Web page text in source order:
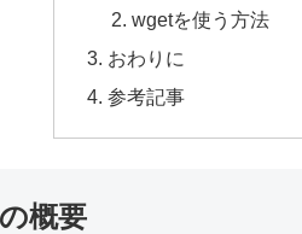
wgetを使う方法
おわりに
参考記事
概要